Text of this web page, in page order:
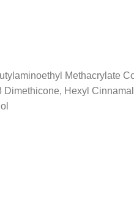
Methacrylate
Hexyl